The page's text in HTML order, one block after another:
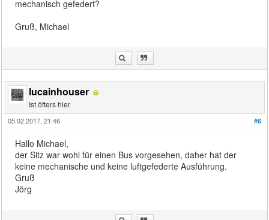
mechanisch gefedert?
Gruß, Michael
lucainhouser
Ist öfters hier
#6
05.02.2017, 21:46
Hallo Michael,
der Sitz war wohl für einen Bus vorgesehen, daher hat der
keine mechanische und keine luftgefederte Ausführung.
Gruß
Jörg